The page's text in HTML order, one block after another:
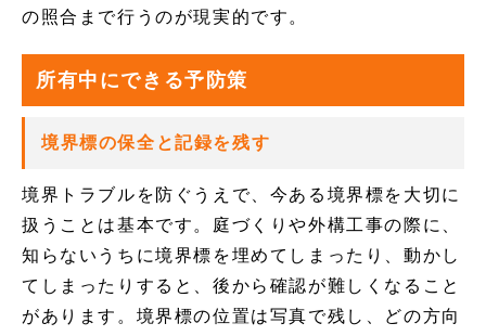
の照合まで行うのが現実的です。
所有中にできる予防策
境界標の保全と記録を残す
境界トラブルを防ぐうえで、今ある境界標を大切に
扱うことは基本です。庭づくりや外構工事の際に、
知らないうちに境界標を埋めてしまったり、動かし
てしまったりすると、後から確認が難しくなること
があります。境界標の位置は写真で残し、どの方向